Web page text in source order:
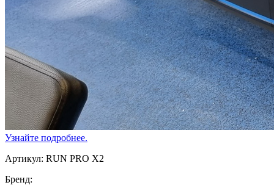
Узнайте подробнее.
Артикул: RUN PRO X2
Бренд: